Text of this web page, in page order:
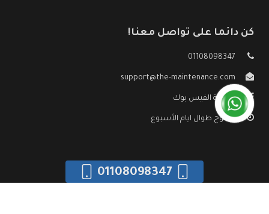
كن دائما على تواصل معنا!
01108098347
support@the-maintenance.com
صفحة الفيس بوك
مفتوح طوال ايام الأسبوع
01108098347